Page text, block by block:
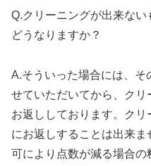
Q.クリーニングが出来な
どうなりますか？
A.そういった場合には、そ
せていただいてから、ク
お返ししております。ク
にお返しすることは出来
可により点数が減る場合